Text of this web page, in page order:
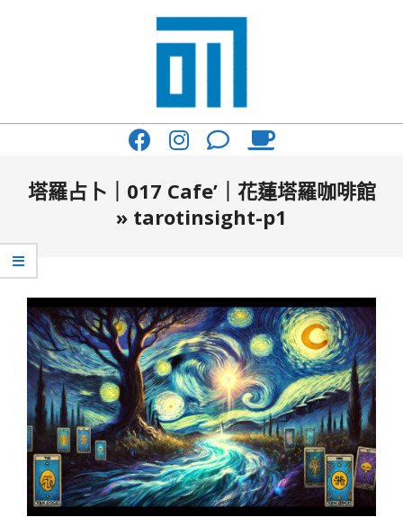
017
與
一
起
咖
啡
館
Menu塔羅占卜｜017 Cafe’｜花蓮塔羅咖啡館
» tarotinsight-p1